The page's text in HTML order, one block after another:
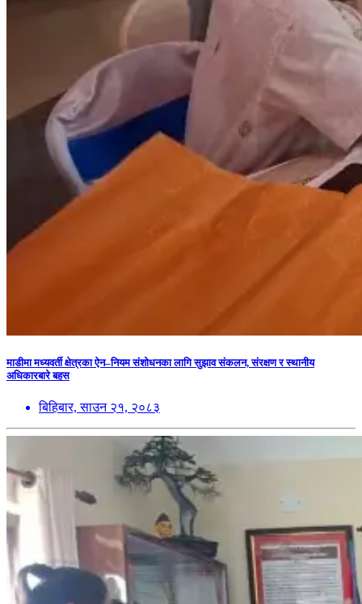
माडीमा मध्यवर्ती क्षेत्रका ऐन–नियम संशोधनका लागि सुझाव संकलन, संरक्षण र स्थानीय
अधिकारबारे बहस
बिहिबार, साउन २१, २०८३